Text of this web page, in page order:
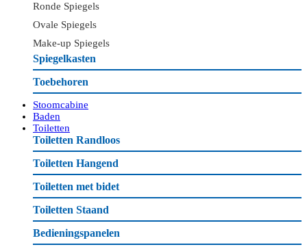
Ronde Spiegels
Ovale Spiegels
Make-up Spiegels
Spiegelkasten
Toebehoren
Stoomcabine
Baden
Toiletten
Toiletten Randloos
Toiletten Hangend
Toiletten met bidet
Toiletten Staand
Bedieningspanelen